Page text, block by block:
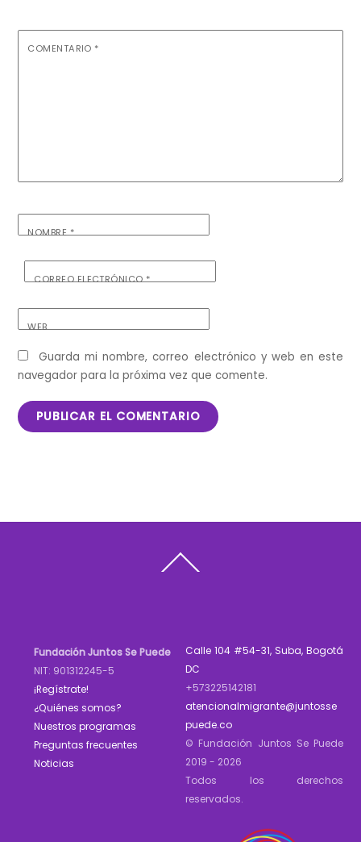
COMENTARIO *
NOMBRE*
CORREO ELECTRÓNICO*
WEB
Guarda mi nombre, correo electrónico y web en este
navegador para la próxima vez que comente.
To
Fundación Juntos Se Puede
NIT: 901312245-5
¡Regístrate!
¿Quiénes somos?
Nuestros programas
Preguntas frecuentes
Noticias
Calle 104 #54-31, Suba, Bogotá
DC
+573225142181
atencionalmigrante@juntosse
puede.co
© Fundación Juntos Se Puede
2019 - 2026
Todos los derechos
reservados.